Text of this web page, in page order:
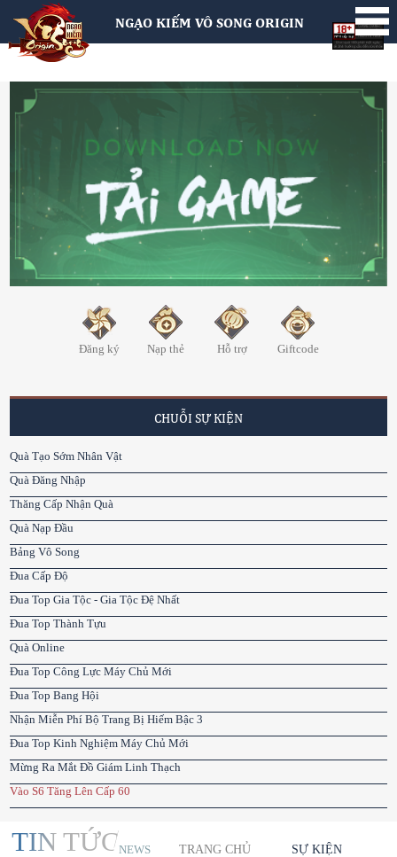
NGẠO KIẾM VÔ SONG ORIGIN
Đăng ký Nạp thẻ Hỗ trợ Giftcode
CHUỖI SỰ KIỆN
Quà Tạo Sớm Nhân Vật
Quà Đăng Nhập
Thăng Cấp Nhận Quà
Quà Nạp Đầu
Bảng Vô Song
Đua Cấp Độ
Đua Top Gia Tộc - Gia Tộc Đệ Nhất
Đua Top Thành Tựu
Quà Online
Đua Top Công Lực Máy Chủ Mới
Đua Top Bang Hội
Nhận Miễn Phí Bộ Trang Bị Hiếm Bậc 3
Đua Top Kinh Nghiệm Máy Chủ Mới
Mừng Ra Mắt Đồ Giám Linh Thạch
Vào S6 Tăng Lên Cấp 60
TIN TỨCNEWS TRANG CHỦ SỰ KIỆN